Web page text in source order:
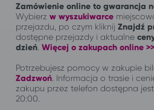
Zamówienie online to gwarancja
Wybierz w wyszukiwarce
przejazdu, po czym kliknij Znajdź
dostępne przejazdy i aktualne
dzień Więcej o zakupach online >>
Potrzebujesz pomocy w zakupie
Zadzwoń Informacja o trasie i
zakupu przez telefon dostępna
20:00.